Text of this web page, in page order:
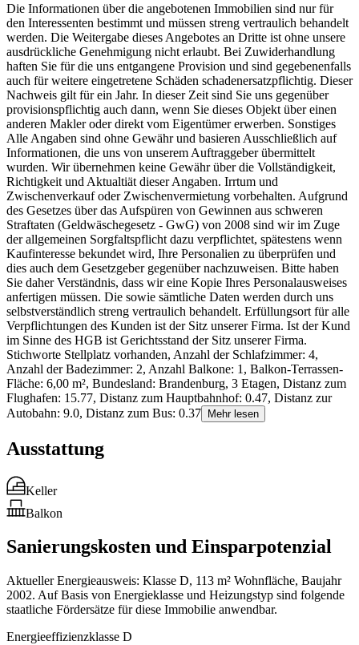
Die Informationen über die angebotenen Immobilien sind nur für
den Interessenten bestimmt und müssen streng vertraulich behandelt
werden. Die Weitergabe dieses Angebotes an Dritte ist ohne unsere
ausdrückliche Genehmigung nicht erlaubt. Bei Zuwiderhandlung
haften Sie für die uns entgangene Provision und sind gegebenenfalls
auch für weitere eingetretene Schäden schadenersatzpflichtig. Dieser
Nachweis gilt für ein Jahr. In dieser Zeit sind Sie uns gegenüber
provisionspflichtig auch dann, wenn Sie dieses Objekt über einen
anderen Makler oder direkt vom Eigentümer erwerben. Sonstiges
Alle Angaben sind ohne Gewähr und basieren Ausschließlich auf
Informationen, die uns von unserem Auftraggeber übermittelt
wurden. Wir übernehmen keine Gewähr über die Vollständigkeit,
Richtigkeit und Aktualtiät dieser Angaben. Irrtum und
Zwischenverkauf oder Zwischenvermietung vorbehalten. Aufgrund
des Gesetzes über das Aufspüren von Gewinnen aus schweren
Straftaten (Geldwäschegesetz - GwG) von 2008 sind wir im Zuge
der allgemeinen Sorgfaltspflicht dazu verpflichtet, spätestens wenn
Kaufinteresse bekundet wird, Ihre Personalien zu überprüfen und
dies auch dem Gesetzgeber gegenüber nachzuweisen. Bitte haben
Sie daher Verständnis, dass wir eine Kopie Ihres Personalausweises
anfertigen müssen. Die sowie sämtliche Daten werden durch uns
selbstverständlich streng vertraulich behandelt. Erfüllungsort für alle
Verpflichtungen des Kunden ist der Sitz unserer Firma. Ist der Kund
im Sinne des HGB ist Gerichtsstand der Sitz unserer Firma.
Stichworte Stellplatz vorhanden, Anzahl der Schlafzimmer: 4,
Anzahl der Badezimmer: 2, Anzahl Balkone: 1, Balkon-Terrassen-
Fläche: 6,00 m², Bundesland: Brandenburg, 3 Etagen, Distanz zum
Flughafen: 15.77, Distanz zum Hauptbahnhof: 0.47, Distanz zur
Autobahn: 9.0, Distanz zum Bus: 0.37 Mehr lesen
Ausstattung
Keller
Balkon
Sanierungskosten und Einsparpotenzial
Aktueller Energieausweis: Klasse D, 113 m² Wohnfläche, Baujahr
2002. Auf Basis von Energieklasse und Heizungstyp sind folgende
staatliche Fördersätze für diese Immobilie anwendbar.
Energieeffizienzklasse D